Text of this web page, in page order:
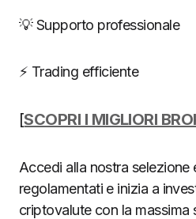
💡 Supporto professionale
⚡ Trading efficiente
[SCOPRI I MIGLIORI
Accedi alla nostra selezione
regolamentati e inizia a
criptovalute con la massima